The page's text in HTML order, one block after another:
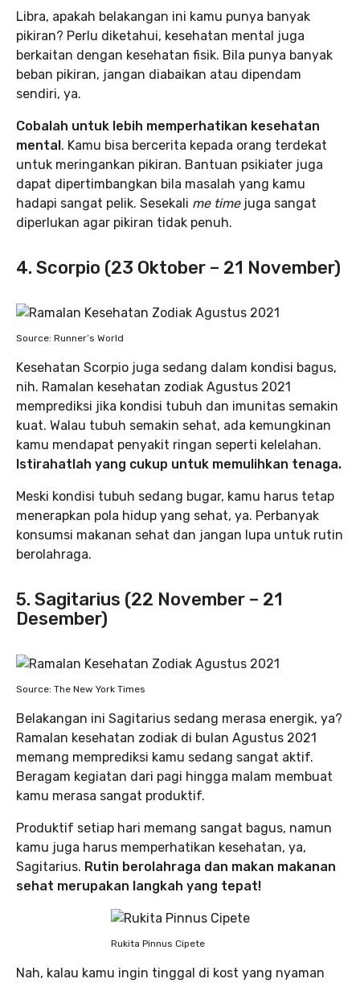
Libra, apakah belakangan ini kamu punya banyak
pikiran? Perlu diketahui, kesehatan mental juga
berkaitan dengan kesehatan fisik. Bila punya banyak
beban pikiran, jangan diabaikan atau dipendam
sendiri, ya.
Cobalah untuk lebih memperhatikan kesehatan
mental. Kamu bisa bercerita kepada orang terdekat
untuk meringankan pikiran. Bantuan psikiater juga
dapat dipertimbangkan bila masalah yang kamu
hadapi sangat pelik. Sesekali me timejuga sangat
diperlukan agar pikiran tidak penuh.
4. Scorpio (23 Oktober – 21 November)
Source: Runner’s World
Kesehatan Scorpio juga sedang dalam kondisi bagus,
nih. Ramalan kesehatan zodiak Agustus 2021
memprediksi jika kondisi tubuh dan imunitas semakin
kuat. Walau tubuh semakin sehat, ada kemungkinan
kamu mendapat penyakit ringan seperti kelelahan.
Istirahatlah yang cukup untuk memulihkan tenaga.
Meski kondisi tubuh sedang bugar, kamu harus tetap
menerapkan pola hidup yang sehat, ya. Perbanyak
konsumsi makanan sehat dan jangan lupa untuk rutin
berolahraga.
5. Sagitarius (22 November – 21
Desember)
Source: The New York Times
Belakangan ini Sagitarius sedang merasa energik, ya?
Ramalan kesehatan zodiak di bulan Agustus 2021
memang memprediksi kamu sedang sangat aktif.
Beragam kegiatan dari pagi hingga malam membuat
kamu merasa sangat produktif.
Produktif setiap hari memang sangat bagus, namun
kamu juga harus memperhatikan kesehatan, ya,
Sagitarius. Rutin berolahraga dan makan makanan
sehat merupakan langkah yang tepat!
Rukita Pinnus Cipete
Nah, kalau kamu ingin tinggal di kost yang nyaman